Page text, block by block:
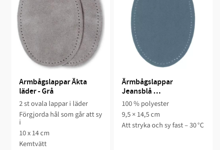
Armbågslappar Äkta
läder - Grå
2 st ovala lappar i läder
Förgjorda hål som går att sy
i
10 x 14 cm
Kemtvätt
Ärmbågslappar
Jeansblå
Mockaimitation
100 % polyester
9,5 × 14,5 cm
Att stryka och sy fast – 30 °C